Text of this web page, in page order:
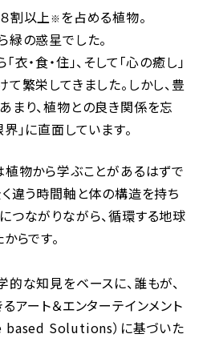
割以上※を占める植物。
緑の惑星でした。
・食・住」、そして「心の癒し」
繁栄してきました。しかし、豊
まり、植物との良き関係を忘
」に直面しています。
植物から学ぶことがあるはずで
違う時間軸と体の構造を持ち
つながりながら、循環する地球
らです。
な知見をベースに、誰もが、
アート＆エンターテインメント
based Solutions）に基づいた